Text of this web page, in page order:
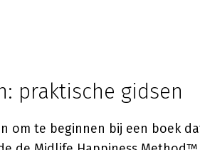
praktische gidsen
om te beginnen bij een boek